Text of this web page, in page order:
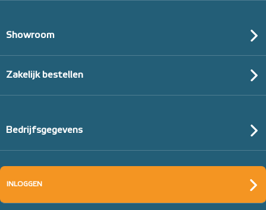
Showroom
Zakelijk bestellen
Bedrijfsgegevens
INLOGGEN